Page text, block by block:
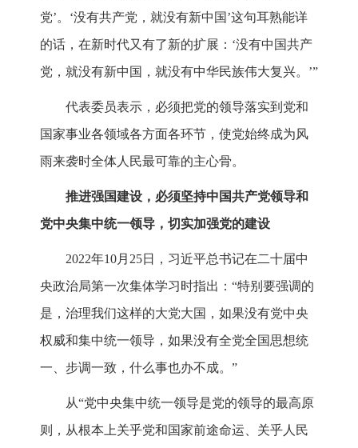
党’。‘没有共产党，就没有新中国’这句耳熟能详
的话，在新时代又有了新的扩展：‘没有中国共产
党，就没有新中国，就没有中华民族伟大复兴。’”
代表委员表示，必须把党的领导落实到党和
国家事业各领域各方面各环节，使党始终成为风
雨来袭时全体人民最可靠的主心骨。
推进强国建设，必须坚持中国共产党领导和
党中央集中统一领导，切实加强党的建设
2022年10月25日，习近平总书记在二十届中
央政治局第一次集体学习时指出：“特别要强调的
是，治理我们这样的大党大国，如果没有党中央
权威和集中统一领导，如果没有全党全国思想统
一、步调一致，什么事也办不成。”
从“党中央集中统一领导是党的领导的最高原
则，从根本上关乎党和国家前途命运、关乎人民